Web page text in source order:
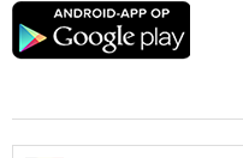
Google